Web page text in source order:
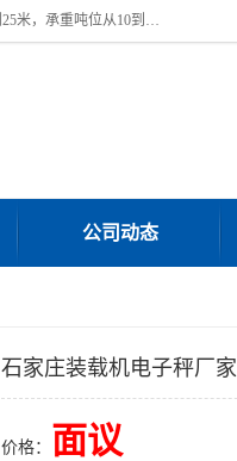
本公司常年出售回收二手地磅，回收出售二手地磅。 近期本公司回收大量二手地磅，型号齐全，宽度从2米到3.5米，长度5米到25米，承重吨位从10到200吨，成色7—9成新。 ? 使用年限6个月至2年，产品来源于个人闲置品，工矿企业停用品，因小换大而来。 精准度和新的一样， 二手地磅是内行人的选择，打个电话就省钱朋友您好等什么
公司动态
石家庄装载机电子秤厂家
价格： 面议